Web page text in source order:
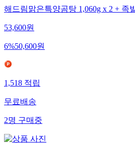
해드림맑은특양곰탕 1,060g x 2 + 족
53,600원
6%50,600원
1,518적립
무료배송
2명구매중